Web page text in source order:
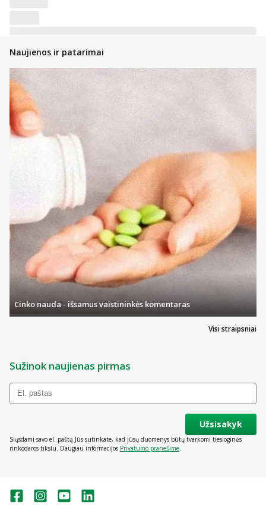
Naujienos ir patarimai
Visi straipsniai
Cinko nauda - išsamus vaistininkės komentaras
Sužinok naujienas pirmas
Užsisakyk
Siųsdami savo el. paštą Jūs sutinkate, kad jūsų duomenys būtų tvarkomi tiesioginės
rinkodaros tikslu. Daugiau informacijos Privatumo pranešime.